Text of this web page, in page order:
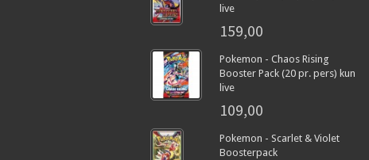
live
159,00
Pokemon - Chaos Rising
Booster Pack (20 pr. pers) kun
live
109,00
Pokemon - Scarlet & Violet
Boosterpack